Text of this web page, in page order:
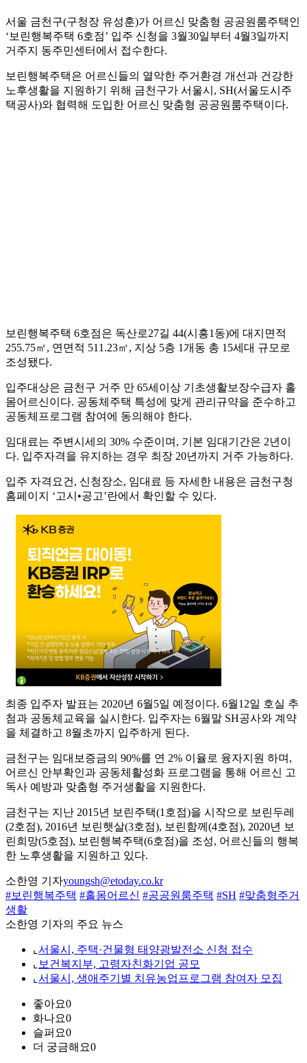
서울 금천구(구청장 유성훈)가 어르신 맞춤형 공공원룸주택인
‘보린행복주택 6호점’ 입주 신청을 3월30일부터 4월3일까지
거주지 동주민센터에서 접수한다.
보린행복주택은 어르신들의 열악한 주거환경 개선과 건강한
노후생활을 지원하기 위해 금천구가 서울시, SH(서울도시주
택공사)와 협력해 도입한 어르신 맞춤형 공공원룸주택이다.
보린행복주택 6호점은 독산로27길 44(시흥1동)에 대지면적
255.75㎡, 연면적 511.23㎡, 지상 5층 1개동 총 15세대 규모로
조성됐다.
입주대상은 금천구 거주 만 65세이상 기초생활보장수급자 홀
몸어르신이다. 공동체주택 특성에 맞게 관리규약을 준수하고
공동체프로그램 참여에 동의해야 한다.
임대료는 주변시세의 30% 수준이며, 기본 임대기간은 2년이
다. 입주자격을 유지하는 경우 최장 20년까지 거주 가능하다.
입주 자격요건, 신청장소, 임대료 등 자세한 내용은 금천구청
홈페이지 ‘고시•공고’란에서 확인할 수 있다.
최종 입주자 발표는 2020년 6월5일 예정이다. 6월12일 호실 추
첨과 공동체교육을 실시한다. 입주자는 6월말 SH공사와 계약
을 체결하고 8월초까지 입주하게 된다.
금천구는 임대보증금의 90%를 연 2% 이율로 융자지원 하며,
어르신 안부확인과 공동체활성화 프로그램을 통해 어르신 고
독사 예방과 맞춤형 주거생활을 지원한다.
금천구는 지난 2015년 보린주택(1호점)을 시작으로 보린두레
(2호점), 2016년 보린햇살(3호점), 보린함께(4호점), 2020년 보
린희망(5호점), 보린행복주택(6호점)을 조성, 어르신들의 행복
한 노후생활을 지원하고 있다.
소한영 기자youngsh@etoday.co.kr
#보린행복주택 #홀몸어르신 #공공원룸주택 #SH #맞춤형주거
생활
소한영 기자의 주요 뉴스
⌞ 서울시, 주택·건물형 태양광발전소 신청 접수
⌞ 보건복지부, 고령자친화기업 공모
⌞ 서울시, 생애주기별 치유농업프로그램 참여자 모집
좋아요0
화나요0
슬퍼요0
더 궁금해요0